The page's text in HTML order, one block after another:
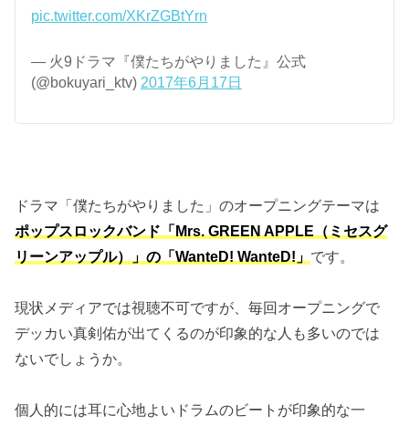
pic.twitter.com/XKrZGBtYrn
— 火9ドラマ『僕たちがやりました』公式
(@bokuyari_ktv) 2017年6月17日
ドラマ「僕たちがやりました」のオープニングテーマは
ポップスロックバンド「Mrs. GREEN APPLE（ミセスグ
リーンアップル）」の「WanteD! WanteD!」 です。
現状メディアでは視聴不可ですが、毎回オープニングで
デッカい真剣佑が出てくるのが印象的な人も多いのでは
ないでしょうか。
個人的には耳に心地よいドラムのビートが印象的な一